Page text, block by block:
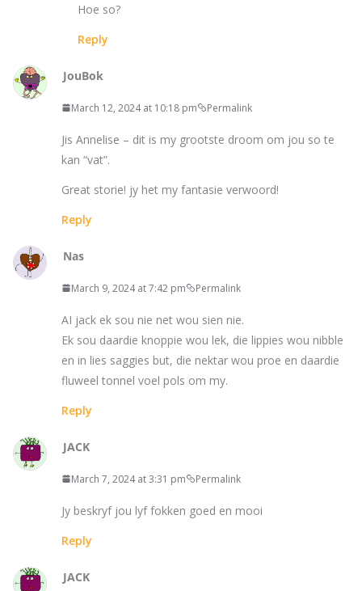
Hoe so?
Reply
JouBok
March 12, 2024 at 10:18 pm Permalink
Jis Annelise – dit is my grootste droom om jou so te
kan “vat”.
Great storie! jy het my fantasie verwoord!
Reply
Nas
March 9, 2024 at 7:42 pm Permalink
AI jack ek sou nie net wou sien nie.
Ek sou daardie knoppie wou lek, die lippies wou nibble
en in lies saggies but, die nektar wou proe en daardie
fluweel tonnel voel pols om my.
Reply
JACK
March 7, 2024 at 3:31 pm Permalink
Jy beskryf jou lyf fokken goed en mooi
Reply
JACK